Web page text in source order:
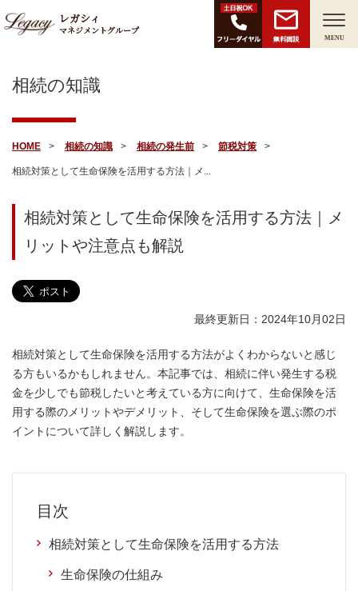
レガシィ
マネジメントグループ
無料面談 MENU
相続の知識
HOME 相続の知識 相続の発生前 節税対策
相続対策として生命保険を活用する方法｜メ...
相続対策として生命保険を活用する方法｜メ
リットや注意点も解説
最終更新日：2024年10月02日
相続対策として生命保険を活用する方法がよくわからないと感じ
る方もいるかもしれません。本記事では、相続に伴い発生する税
金を少しでも節税したいと考えている方に向けて、生命保険を活
用する際のメリットやデメリット、そして生命保険を選ぶ際のポ
イントについて詳しく解説します。
目次
相続対策として生命保険を活用する方法
生命保険の仕組み